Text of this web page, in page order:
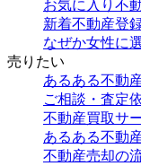
お気に入り不
新着不動産登
なぜか女性に
売りたい
あるある不動
ご相談・査定
不動産買取サ
あるある不動
不動産売却の